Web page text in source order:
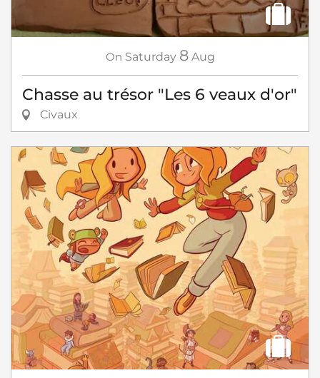
On Saturday 8 Aug
Chasse au trésor "Les 6 veaux d'or"
Civaux